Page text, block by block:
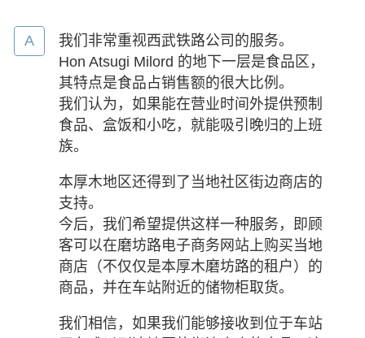
我们非常重视西武铁路公司的服务。
Hon Atsugi Milord 的地下一层是食品区，
其特点是食品占销售额的很大比例。
我们认为，如果能在营业时间外提供预制
食品、盒饭和小吃，就能吸引晚归的上班
族。
本厚木地区还得到了当地社区街边商店的
支持。
今后，我们希望提供这样一种服务，即顾
客可以在磨坊路电子商务网站上购买当地
商店（不仅仅是本厚木磨坊路的租户）的
商品，并在车站附近的储物柜取货。
我们相信，如果我们能够接收到位于车站